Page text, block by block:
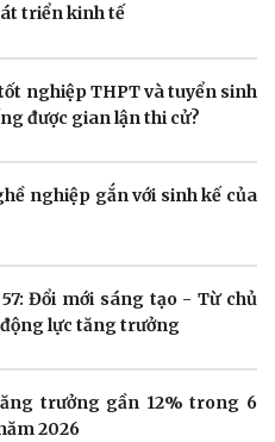
Đời sống
Nhà đẹp
Blog
Tình yêu - Gia đình
triển kinh tế
nghiệp THPT và tuyển sinh
được gian lận thi cử?
nghiệp gắn với sinh kế của
Đổi mới sáng tạo - Từ chủ
lực tăng trưởng
trưởng gần 12% trong 6
2026